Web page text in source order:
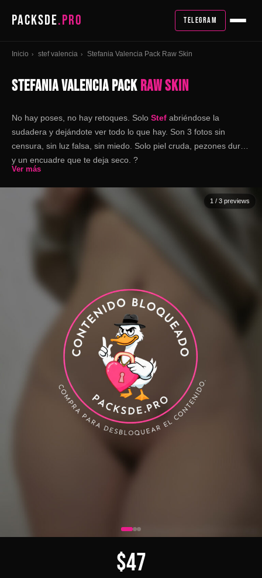
PACKSDE.PRO TELEGRAM
Inicio › stef valencia › Stefania Valencia Pack Raw Skin
STEFANIA VALENCIA PACKRAW SKIN
No hay poses, no hay retoques. Solo Stef abriéndose la
sudadera y dejándote ver todo lo que hay. Son 3 fotos sin
censura, sin luz falsa, sin miedo. Solo piel cruda, pezones duros
y un encuadre que te deja seco. ?
Ver más
1 / 3 previews
$47